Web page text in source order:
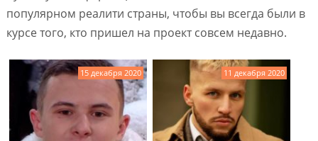
популярном реалити страны, чтобы вы всегда были в
курсе того, кто пришел на проект совсем недавно.
15 декабря 2020 11 декабря 2020